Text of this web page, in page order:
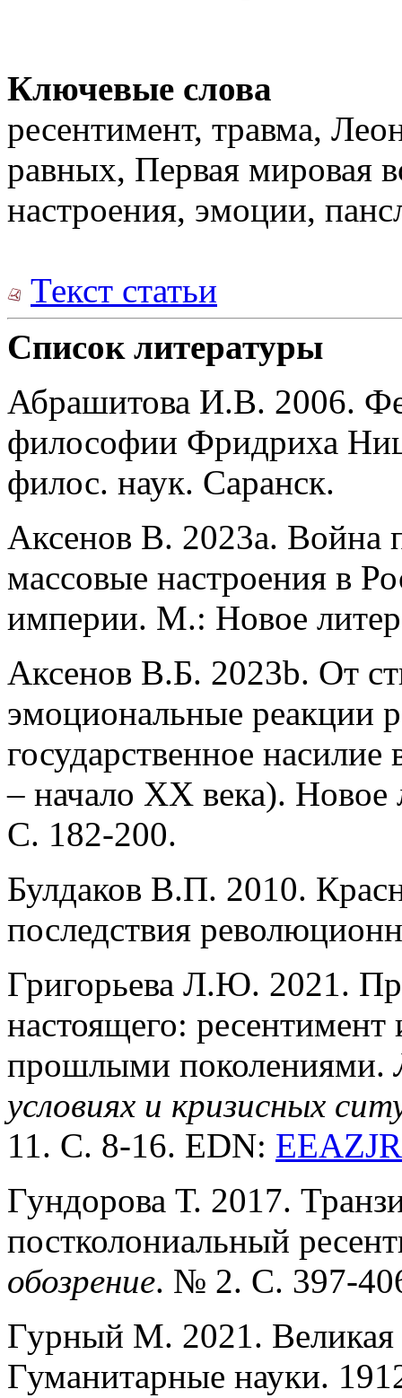
Ключевые слова
ресентимент, травма,
равных, Первая мировая
настроения, эмоции,
Текст статьи
Список литературы
Абрашитова И.В. 2006.
философии Фридриха
филос. наук. Саранск.
Аксенов В. 2023a. Война
массовые настроения в
империи. М.: Новое
Аксенов В.Б. 2023b. От
эмоциональные реакции
государственное
– начало XX века).
С. 182-200.
Булдаков В.П. 2010.
последствия
Григорьева Л.Ю. 2021.
настоящего:
прошлыми поколениями.
условиях и кризисных
11. С. 8-16. EDN: EEAZJR
Гундорова Т. 2017.
постколониальный
обозрение. № 2. С. 397-
Гурный М. 2021. Великая
Гуманитарные науки.